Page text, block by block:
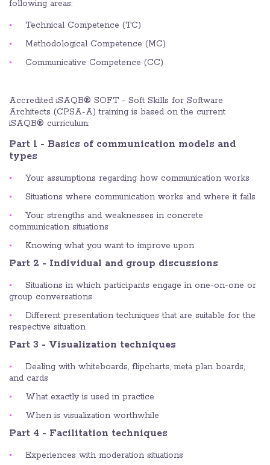
following areas:
Technical Competence (TC)
Methodological Competence (MC)
Communicative Competence (CC)
Accredited iSAQB® SOFT - Soft Skills for Software
Architects (CPSA-A) training is based on the current
iSAQB® curriculum:
Part 1 - Basics of communication models and
types
Your assumptions regarding how communication works
Situations where communication works and where it fails
Your strengths and weaknesses in concrete
communication situations
Knowing what you want to improve upon
Part 2 - Individual and group discussions
Situations in which participants engage in one-on-one or
group conversations
Different presentation techniques that are suitable for the
respective situation
Part 3 - Visualization techniques
Dealing with whiteboards, flipcharts, meta plan boards,
and cards
What exactly is used in practice
When is visualization worthwhile
Part 4 - Facilitation techniques
Experiences with moderation situations